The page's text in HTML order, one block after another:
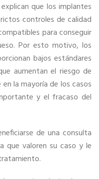
que los implantes
controles de calidad
para conseguir
Por esto motivo, los
bajos estándares
aumentan el riesgo de
la mayoría de los casos
y el fracaso del
de una consulta
que valoren su caso y le